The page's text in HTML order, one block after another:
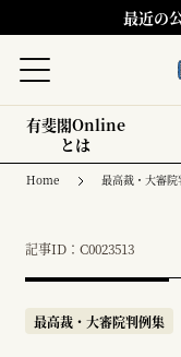
最近の
有斐閣Online
とは
Home 最高裁・大審院
記事ID：C0023513
最高裁・大審院判例集